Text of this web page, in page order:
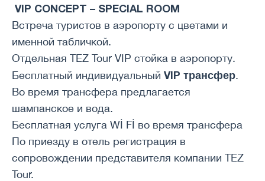
VIP CONCEPT – SPECIAL ROOM
Встреча туристов в аэропорту с цветами и
именной табличкой.
Отдельная TEZ Tour VIP стойка в аэропорту.
Бесплатный индивидуальный VIP трансфер.
Во время трансфера предлагается
шампанское и вода.
Бесплатная услуга Wİ Fİ во время трансфера
По приезду в отель регистрация в
сопровождении представителя компании TEZ
Tour.